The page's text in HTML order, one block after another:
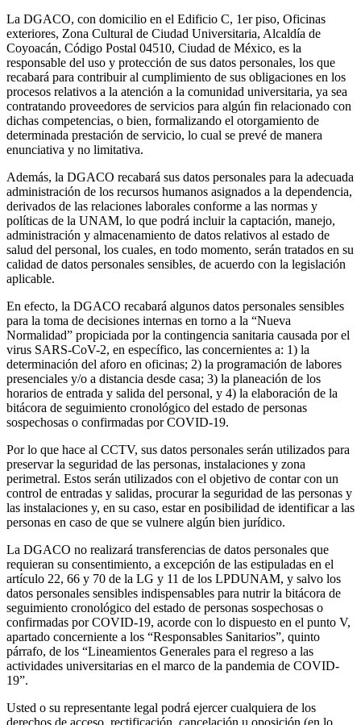
La DGACO, con domicilio en el Edificio C, 1er piso, Oficinas
exteriores, Zona Cultural de Ciudad Universitaria, Alcaldía de
Coyoacán, Código Postal 04510, Ciudad de México, es la
responsable del uso y protección de sus datos personales, los que
recabará para contribuir al cumplimiento de sus obligaciones en los
procesos relativos a la atención a la comunidad universitaria, ya sea
contratando proveedores de servicios para algún fin relacionado con
dichas competencias, o bien, formalizando el otorgamiento de
determinada prestación de servicio, lo cual se prevé de manera
enunciativa y no limitativa.
Además, la DGACO recabará sus datos personales para la adecuada
administración de los recursos humanos asignados a la dependencia,
derivados de las relaciones laborales conforme a las normas y
políticas de la UNAM, lo que podrá incluir la captación, manejo,
administración y almacenamiento de datos relativos al estado de
salud del personal, los cuales, en todo momento, serán tratados en su
calidad de datos personales sensibles, de acuerdo con la legislación
aplicable.
En efecto, la DGACO recabará algunos datos personales sensibles
para la toma de decisiones internas en torno a la “Nueva
Normalidad” propiciada por la contingencia sanitaria causada por el
virus SARS-CoV-2, en específico, las concernientes a: 1) la
determinación del aforo en oficinas; 2) la programación de labores
presenciales y/o a distancia desde casa; 3) la planeación de los
horarios de entrada y salida del personal, y 4) la elaboración de la
bitácora de seguimiento cronológico del estado de personas
sospechosas o confirmadas por COVID-19.
Por lo que hace al CCTV, sus datos personales serán utilizados para
preservar la seguridad de las personas, instalaciones y zona
perimetral. Estos serán utilizados con el objetivo de contar con un
control de entradas y salidas, procurar la seguridad de las personas y
las instalaciones y, en su caso, estar en posibilidad de identificar a las
personas en caso de que se vulnere algún bien jurídico.
La DGACO no realizará transferencias de datos personales que
requieran su consentimiento, a excepción de las estipuladas en el
artículo 22, 66 y 70 de la LG y 11 de los LPDUNAM, y salvo los
datos personales sensibles indispensables para nutrir la bitácora de
seguimiento cronológico del estado de personas sospechosas o
confirmadas por COVID-19, acorde con lo dispuesto en el punto V,
apartado concerniente a los “Responsables Sanitarios”, quinto
párrafo, de los “Lineamientos Generales para el regreso a las
actividades universitarias en el marco de la pandemia de COVID-
19”.
Usted o su representante legal podrá ejercer cualquiera de los